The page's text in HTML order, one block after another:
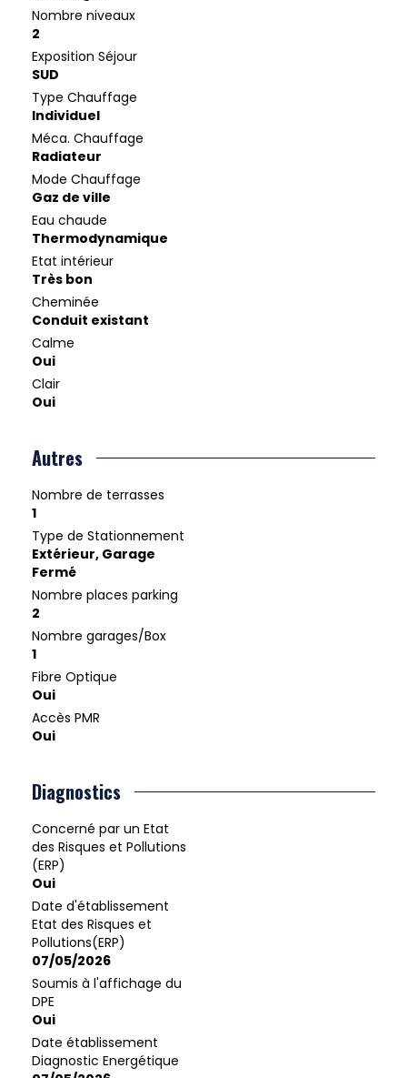
Nombre niveaux
2
Exposition Séjour
SUD
Type Chauffage
Individuel
Méca. Chauffage
Radiateur
Mode Chauffage
Gaz de ville
Eau chaude
Thermodynamique
Etat intérieur
Très bon
Cheminée
Conduit existant
Calme
Oui
Clair
Oui
Autres
Nombre de terrasses
1
Type de Stationnement
Extérieur, Garage
Fermé
Nombre places parking
2
Nombre garages/Box
1
Fibre Optique
Oui
Accès PMR
Oui
Diagnostics
Concerné par un Etat
des Risques et Pollutions
(ERP)
Oui
Date d'établissement
Etat des Risques et
Pollutions(ERP)
07/05/2026
Soumis à l'affichage du
DPE
Oui
Date établissement
Diagnostic Energétique